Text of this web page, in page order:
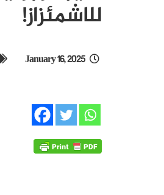
للاشمئزاز!
January 16, 2025